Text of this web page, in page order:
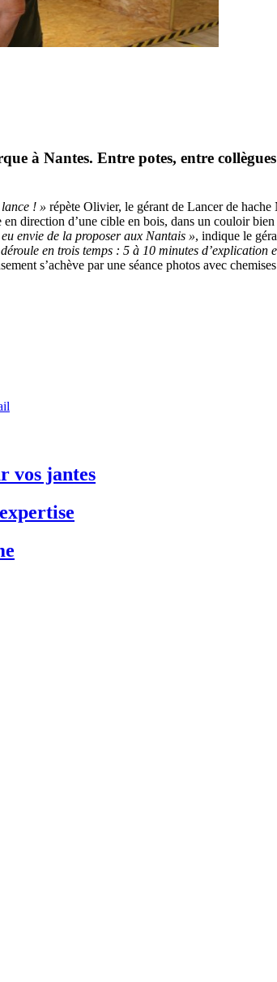
à Nantes. Entre potes, entre
! » répète Olivier, le gérant de Lancer de
direction d’une cible en bois, dans un couloir
envie de la proposer aux Nantais », indique le
en trois temps : 5 à 10 minutes
s’achève par une séance photos avec
vos jantes